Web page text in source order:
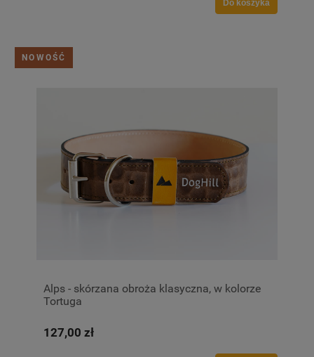
Do koszyka
Alps - skórzana obroża klasyczna, w kolorze
Tortuga
127,00 zł
NOWOŚĆ